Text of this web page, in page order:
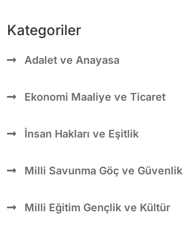
Kategoriler
Adalet ve Anayasa
Ekonomi Maaliye ve Ticaret
İnsan Hakları ve Eşitlik
Milli Savunma Göç ve Güvenlik
Milli Eğitim Gençlik ve Kültür